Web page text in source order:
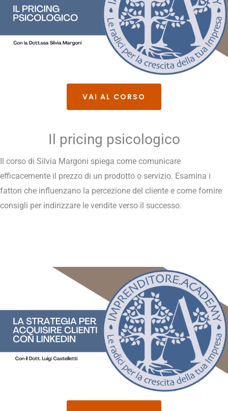
VAI AL CORSO
Il pricing psicologico
Il corso di Silvia Margoni spiega come comunicare
efficacemente il prezzo di un prodotto o servizio. Esamina i
fattori che influenzano la percezione del cliente e come fornire
consigli per indirizzare le vendite verso il successo.